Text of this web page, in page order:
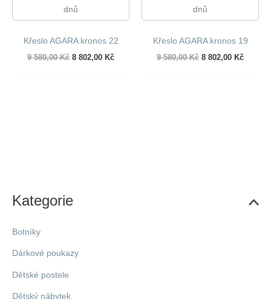
Kategorie
Botníky
Dárkové poukazy
Dětské postele
Dětský nábytek
dnů
Křeslo AGARA kronos 22
9 580,00Kč Původní
8 802,00 KčAktuální
dnů
Křeslo AGARA kronos 19
9 580,00Kč Původní
8 802,00 Kč